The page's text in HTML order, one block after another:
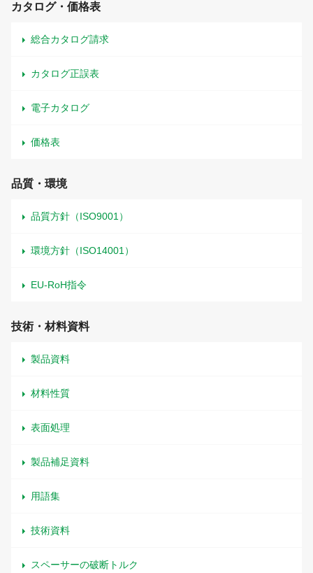
カタログ・価格表
総合カタログ請求
カタログ正誤表
電子カタログ
価格表
品質・環境
品質方針（ISO9001）
環境方針（ISO14001）
EU-RoH指令
技術・材料資料
製品資料
材料性質
表面処理
製品補足資料
用語集
技術資料
スペーサーの破断トルク